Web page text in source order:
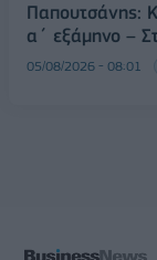
Παπουτσάνης:
α΄ εξάμηνο –
05/08/2026 - 08:01